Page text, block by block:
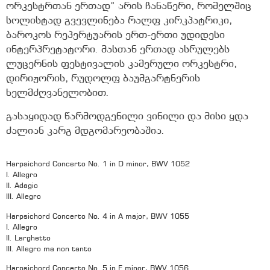
ორკესტრთან ერთად“ არის ჩანაწერი, რომელშიც
სოლისტად გვევლინება რალფ კირკპატრიკი,
ბაროკოს რეპერტუარის ერთ-ერთი უდიდესი
ინტერპრეტატორი. მასთან ერთად ასრულებს
ლუცერნის ფესტივალის კამერული ორკესტრი,
დირიჟორის, რუდოლფ ბაუმგარტნერის
ხელმძღვანელობით.
გასაყიდად წარმოდგენილი ვინილი და მისი ყდა
ძალიან კარგ მდგომარეობაშია.
Harpsichord Concerto No. 1 in D minor, BWV 1052
I. Allegro
II. Adagio
III. Allegro
Harpsichord Concerto No. 4 in A major, BWV 1055
I. Allegro
II. Larghetto
III. Allegro ma non tanto